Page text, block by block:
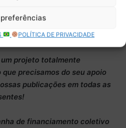
POLÍTICA DE PRIVACIDADE
Amazon com produtos de
projeto totalmente
que precisamos do seu apoio
publicações em todas as
de financiamento coletivo